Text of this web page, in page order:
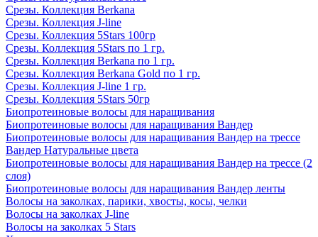
Срезы. Коллекция Berkana
Срезы. Коллекция J-line
Срезы. Коллекция 5Stars 100гр
Срезы. Коллекция 5Stars по 1 гр.
Срезы. Коллекция Berkana по 1 гр.
Срезы. Коллекция Berkana Gold по 1 гр.
Срезы. Коллекция J-line 1 гр.
Срезы. Коллекция 5Stars 50гр
Биопротеиновые волосы для наращивания
Биопротеиновые волосы для наращивания Вандер
Биопротеиновые волосы для наращивания Вандер на трессе
Вандер Натуральные цвета
Биопротеиновые волосы для наращивания Вандер на трессе (2
слоя)
Биопротеиновые волосы для наращивания Вандер ленты
Волосы на заколках, парики, хвосты, косы, челки
Волосы на заколках J-line
Волосы на заколках 5 Stars